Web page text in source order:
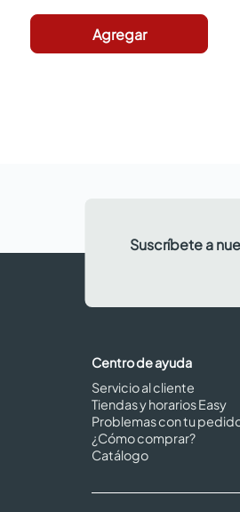
Agregar
Suscríbete a
Centro de ayuda
Servicio al cliente
Tiendas y horarios Easy
Problemas con tu
¿Cómo comprar?
Catálogo